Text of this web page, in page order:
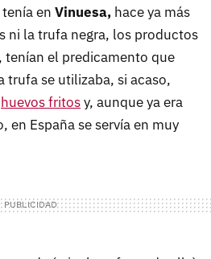
en Vinuesa, hace ya más
ni la trufa negra, los productos
el predicamento que
trufa se utilizaba, si acaso,
huevos fritosy, aunque ya era
en España se servía en muy